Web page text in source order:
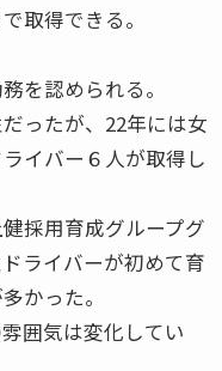
取得できる。
を認められる。
ったが、22年には女
イバー６人が取得し
採用育成グループグ
ライバーが初めて育
かった。
囲気は変化してい